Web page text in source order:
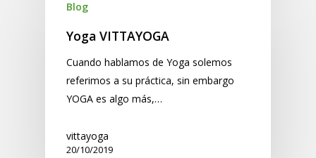
Blog
Yoga VITTAYOGA
Cuando hablamos de Yoga solemos
referimos a su práctica, sin embargo
YOGA es algo más,…
vittayoga
20/10/2019